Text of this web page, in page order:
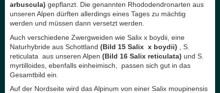
arbuscula) gepflanzt. Die genannten Rhododendronarten aus
unseren Alpen dürften allerdings eines Tages zu mächtig
werden und müssen dann versetzt werden.
Auch verschiedene Zwergweiden wie Salix x boydii, eine
Naturhybride aus Schottland (Bild 15 Salix x boydii) , S.
reticulata aus unseren Alpen (Bild 16 Salix reticulata) und S.
myrtilloides, ebenfalls einheimisch, passen sich gut in das
Gesamtbild ein.
Auf der Nordseite wird das Alpinum von einer Salix moupinensis